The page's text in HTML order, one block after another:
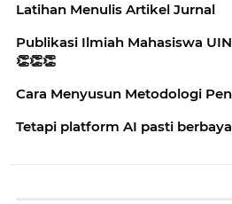
Latihan Menulis Artikel Jurnal
Publikasi Ilmiah Mahasiswa
👏👏👏
Cara Menyusun Metodologi
Tetapi platform AI pasti